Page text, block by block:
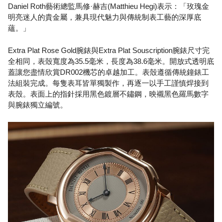
Daniel Roth藝術總監馬修·赫吉(Matthieu Hegi)表示：「玫瑰金
明亮迷人的貴金屬，兼具現代魅力與傳統制表工藝的深厚底
蘊。」
Extra Plat Rose Gold腕錶與Extra Plat Souscription腕錶尺寸完
全相同，表殼寬度為35.5毫米，長度為38.6毫米。開放式透明底
蓋讓您盡情欣賞DR002機芯的卓越加工。表殼遵循傳統鐘錶工
法組裝完成。每隻表耳皆單獨製作，再逐一以手工謹慎焊接到
表殼。表面上的指針採用黑色鍍層不鏽鋼，映襯黑色羅馬數字
與腕錶獨立編號。